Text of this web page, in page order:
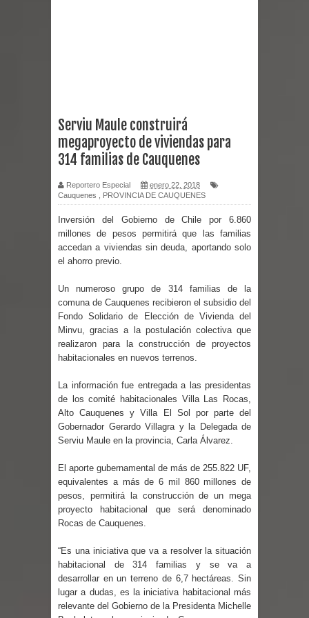
Curicó desarrollará jornada de
vacunación contra la Influenza y otros
virus respiratorios
Empedrado desarrolló con éxito el
desafío guerreros 2026
Banda linarense Los Remembers
regresa de Brasil tras impulsar un
intercambio musical y pedagógico
Alta positividad en influenza hace que
expertos reiteren llamado a
Mario Meza endurece críticas contra
ministra de Salud por dejar fuera a
Linares: “No dará la cara”
Seremi de Desarrollo Social y Familia
mantiene despliegue para apoyar a
Serviu Maule construirá
megaproyecto de viviendas para
314 familias de Cauquenes
Reportero Especial
enero 22, 2018
Cauquenes
PROVINCIA DE CAUQUENES
Inversión del Gobierno de Chile por 6.860
millones de pesos permitirá que las familias
accedan a viviendas sin deuda, aportando solo
el ahorro previo.
Un numeroso grupo de 314 familias de la
comuna de Cauquenes recibieron el subsidio del
Fondo Solidario de Elección de Vivienda del
Minvu, gracias a la postulación colectiva que
realizaron para la construcción de proyectos
habitacionales en nuevos terrenos.
La información fue entregada a las presidentas
de los comité habitacionales Villa Las Rocas,
Alto Cauquenes y Villa El Sol por parte del
Gobernador Gerardo Villagra y la Delegada de
Serviu Maule en la provincia, Carla Álvarez.
El aporte gubernamental de más de 255.822 UF,
equivalentes a más de 6 mil 860 millones de
pesos, permitirá la construcción de un mega
proyecto habitacional que será denominado
Rocas de Cauquenes.
“Es una iniciativa que va a resolver la situación
habitacional de 314 familias y se va a
desarrollar en un terreno de 6,7 hectáreas. Sin
lugar a dudas, es la iniciativa habitacional más
relevante del Gobierno de la Presidenta Michelle